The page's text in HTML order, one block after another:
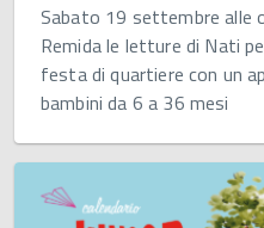
Sabato 19 settembre alle
Remida le letture di Nati
festa di quartiere con un
bambini da 6 a 36 mesi